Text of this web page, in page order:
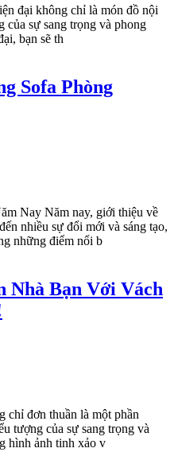
đại không chỉ là món đồ nội
của sự sang trọng và phong
bạn sẽ th
Sofa Phòng
Nay Năm nay, giới thiệu về
nhiều sự đổi mới và sáng tạo,
những điểm nổi b
Nhà Bạn Với Vách
đơn thuần là một phần
tượng của sự sang trọng và
hình ảnh tinh xảo v